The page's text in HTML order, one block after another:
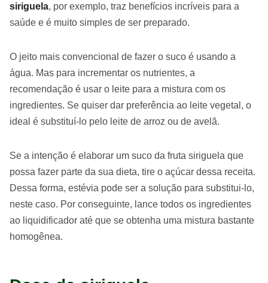
siriguela, por exemplo, traz benefícios incríveis para a
saúde e é muito simples de ser preparado.
O jeito mais convencional de fazer o suco é usando a
água. Mas para incrementar os nutrientes, a
recomendação é usar o leite para a mistura com os
ingredientes. Se quiser dar preferência ao leite vegetal, o
ideal é substituí-lo pelo leite de arroz ou de avelã.
Se a intenção é elaborar um suco da fruta siriguela que
possa fazer parte da sua dieta, tire o açúcar dessa receita.
Dessa forma, estévia pode ser a solução para substitui-lo,
neste caso. Por conseguinte, lance todos os ingredientes
ao liquidificador até que se obtenha uma mistura bastante
homogênea.